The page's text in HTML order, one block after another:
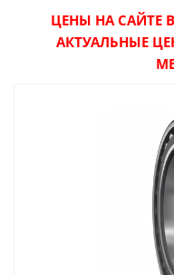
ЦЕНЫ НА САЙТЕ
АКТУАЛЬНЫЕ